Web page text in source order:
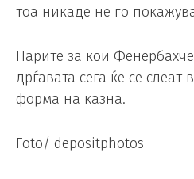
тоа никаде не го
Парите за кои
дрѓавата сега ќе се
форма на казна.
Foto/ depositphotos